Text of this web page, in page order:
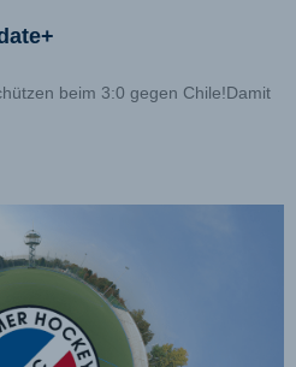
beim 3:0 gegen Chile!Damit